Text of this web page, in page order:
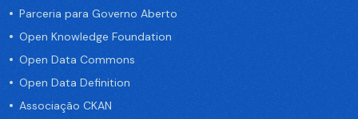
Parceria para Governo Aberto
Open Knowledge Foundation
Open Data Commons
Open Data Definition
Associação CKAN